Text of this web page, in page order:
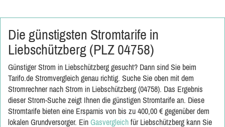
Die günstigsten Stromtarife in
Liebschützberg (PLZ 04758)
Günstiger Strom in Liebschützberg gesucht? Dann sind Sie beim
Tarifo.de Stromvergleich genau richtig. Suche Sie oben mit dem
Stromrechner nach Strom in Liebschützberg (04758). Das Ergebnis
dieser Strom-Suche zeigt Ihnen die günstigen Stromtarife an. Diese
Stromtarife bieten eine Ersparnis von bis zu 400,00 € gegenüber dem
lokalen Grundversorger. Ein Gasvergleich für Liebschützberg kann Sie